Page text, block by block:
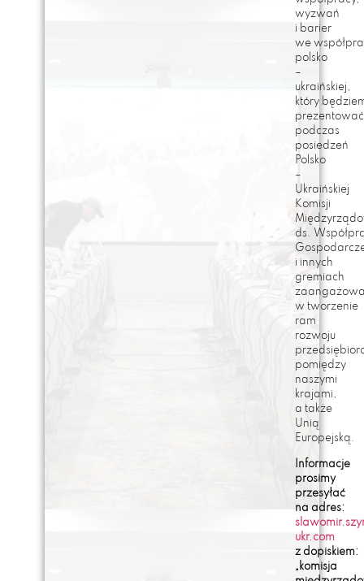
wyzwań
i barier
we
polsko
–
ukraińskiej,
który
prezentować
podczas
posiedzeń
Polsko
–
Ukraińskiej
Komisji
ds.
i innych
gremiach
w tworzenie
ram
rozwoju
pomiędzy
naszymi
krajami,
a także
Unią
Europejską.
Informacje
prosimy
przesyłać
na adres:
ukr.com
z dopiskiem:
„komisja